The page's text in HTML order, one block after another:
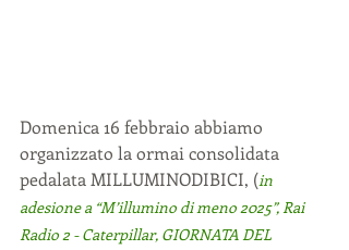
Domenica 16 febbraio abbiamo
organizzato la ormai consolidata
pedalata MILLUMINODIBICI, (in
adesione a “M’illumino di meno 2025”, Rai
Radio 2 - Caterpillar, GIORNATA DEL